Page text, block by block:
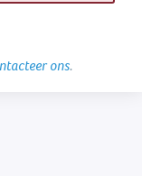
ons.